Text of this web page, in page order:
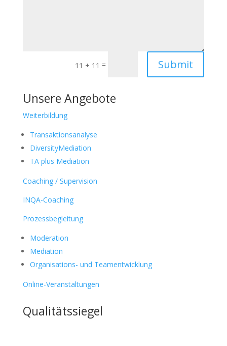
11 + 11 = Submit
Unsere Angebote
Weiterbildung
Transaktionsanalyse
DiversityMediation
TA plus Mediation
Coaching / Supervision
INQA-Coaching
Prozessbegleitung
Moderation
Mediation
Organisations- und Teamentwicklung
Online-Veranstaltungen
Qualitätssiegel